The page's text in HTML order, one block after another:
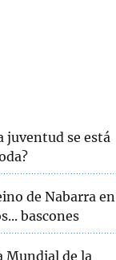
juventud se está
de Nabarra en
bascones
Mundial de la